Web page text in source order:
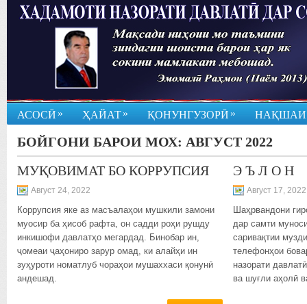
АСОСӢ » ҲАЙАТ» ҚОНУНГУЗОРӢ »
БОЙГОНИ БАРОИ МОХ: АВГУСТ 2022
МУҚОВИМАТ БО КОРРУПСИЯ
Август 24, 2022
Коррупсия яке аз масъалаҳои мушкили замони
муосир ба ҳисоб рафта, он садди роҳи рушду
инкишофи давлатҳо мегардад. Бинобар ин,
ҷомеаи ҷаҳониро зарур омад, ки алайҳи ин
зуҳуроти номатлуб чораҳои мушаххаси қонунӣ
андешад.
Э Ъ Л О Н
Август 17, 2022
Шаҳрвандони
дар самти
саривақтии
телефонҳои
назорати
ва шуғли аҳолӣ